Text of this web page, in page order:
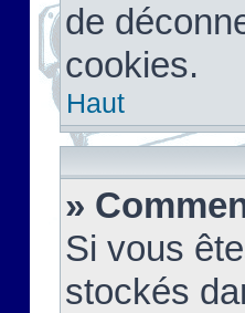
de
cookies.
Haut
»
Si vous
stockés